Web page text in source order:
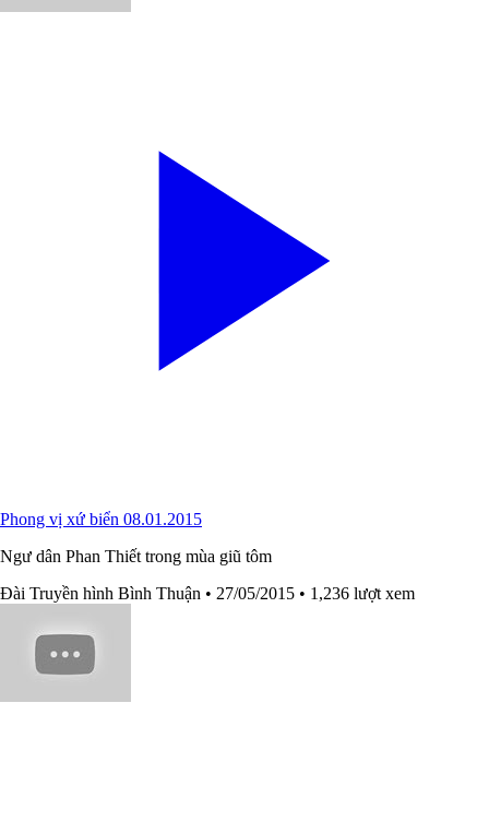
Phong vị xứ biển 08.01.2015
Ngư dân Phan Thiết trong mùa giũ tôm
Đài Truyền hình Bình Thuận • 27/05/2015 • 1,236 lượt xem